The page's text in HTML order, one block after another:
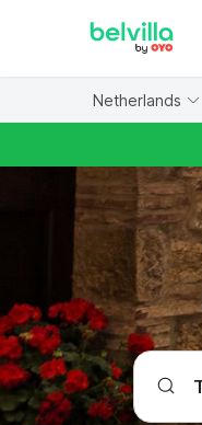
Netherlands